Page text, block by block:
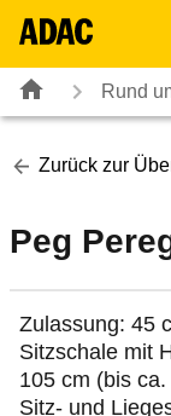
Rund
Zurück zur
Peg
Zulassung: 45
Sitzschale mit
105 cm (bis
Sitz- und